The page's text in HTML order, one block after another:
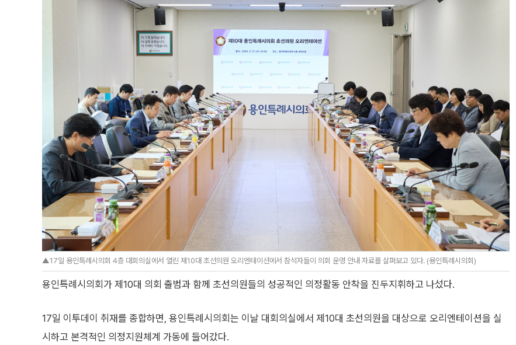
▲17일 용인특례시의회 4층 대회의실에서 열린 제10대 초선의원 오리엔테이션에서 참석자들이 의회 운영 안내 자료를 살펴보고 있다. (용인특례시의회)
용인특례시의회가 제10대 의회 출범과 함께 초선의원들의 성공적인 의정활동 안착을 진두지휘하고 나섰다.
17일 이투데이 취재를 종합하면, 용인특례시의회는 이날 대회의실에서 제10대 초선의원을 대상으로 오리엔테이션을 실
시하고 본격적인 의정지원체계 가동에 들어갔다.